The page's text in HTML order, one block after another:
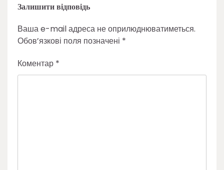
Залишити відповідь
Ваша e-mail адреса не оприлюднюватиметься.
Обов’язкові поля позначені *
Коментар *